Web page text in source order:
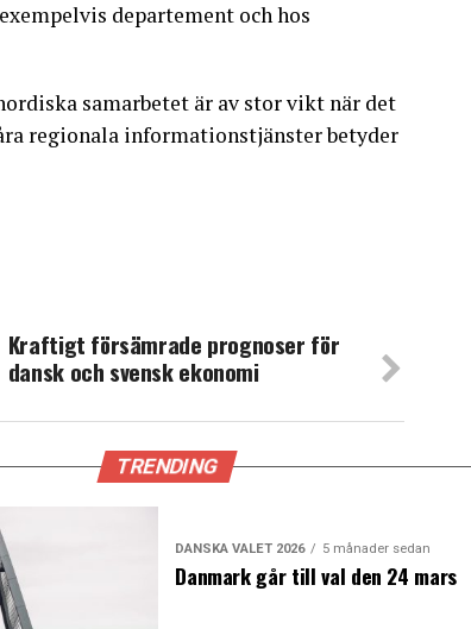
departement och hos
samarbetet är av stor vikt när det
regionala informationstjänster betyder
Kraftigt försämrade prognoser för
dansk och svensk ekonomi
TRENDING
DANSKA VALET 2026 5 månader sedan
Danmark går till val den 24 mars